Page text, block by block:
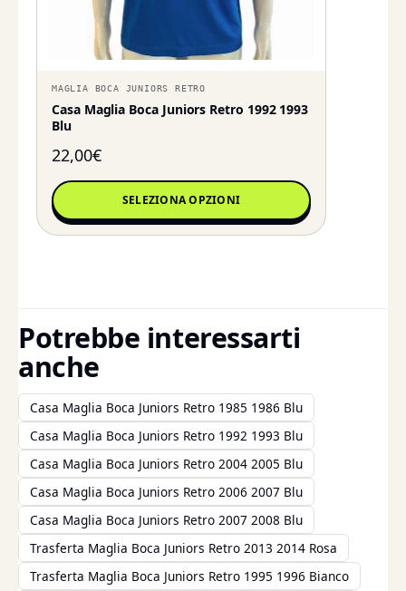
MAGLIA BOCA JUNIORS RETRO
Casa Maglia Boca Juniors Retro 1992 1993
Blu
22,00€
SELEZIONA OPZIONI
Potrebbe interessarti
anche
Casa Maglia Boca Juniors Retro 1985 1986 Blu
Casa Maglia Boca Juniors Retro 1992 1993 Blu
Casa Maglia Boca Juniors Retro 2004 2005 Blu
Casa Maglia Boca Juniors Retro 2006 2007 Blu
Casa Maglia Boca Juniors Retro 2007 2008 Blu
Trasferta Maglia Boca Juniors Retro 2013 2014 Rosa
Trasferta Maglia Boca Juniors Retro 1995 1996 Bianco